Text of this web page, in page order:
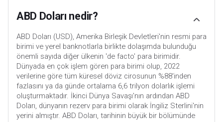
ABD Doları nedir?
ABD Doları (USD), Amerika Birleşik Devletleri'nin resmi para
birimi ve yerel banknotlarla birlikte dolaşımda bulunduğu
önemli sayıda diğer ülkenin 'de facto' para birimidir.
Dünyada en çok işlem gören para birimi olup, 2022
verilerine göre tüm küresel döviz cirosunun %88'inden
fazlasını ya da günde ortalama 6,6 trilyon dolarlık işlemi
oluşturmaktadır. İkinci Dünya Savaşı'nın ardından ABD
Doları, dünyanın rezerv para birimi olarak İngiliz Sterlini'nin
yerini almıştır. ABD Doları, tarihinin büyük bir bölümünde